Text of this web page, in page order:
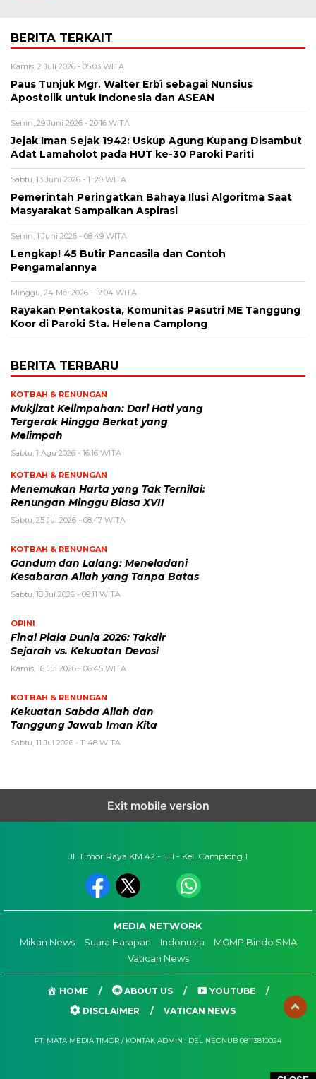
BERITA TERKAIT
Kamis, 2 Juli 2026 - 05:03 WITA
Paus Tunjuk Mgr. Walter Erbì sebagai Nunsius
Apostolik untuk Indonesia dan ASEAN
Senin, 29 Juni 2026 - 20:16 WITA
Jejak Iman Sejak 1942: Uskup Agung Kupang Disambut
Adat Lamaholot pada HUT ke-30 Paroki Pariti
Sabtu, 13 Juni 2026 - 11:20 WITA
Pemerintah Peringatkan Bahaya Ilusi Algoritma Saat
Masyarakat Sampaikan Aspirasi
Senin, 1 Juni 2026 - 08:49 WITA
Lengkap! 45 Butir Pancasila dan Contoh
Pengamalannya
Minggu, 24 Mei 2026 - 12:04 WITA
Rayakan Pentakosta, Komunitas Pasutri ME Tanggung
Koor di Paroki Sta. Helena Camplong
BERITA TERBARU
KOTBAH & RENUNGAN
Mukjizat Kelimpahan: Dari Hati yang
Tergerak Hingga Berkat yang
Melimpah
Sabtu, 1 Agu 2026 - 16:16 WITA
KOTBAH & RENUNGAN
Menemukan Harta yang Tak Ternilai:
Renungan Minggu Biasa XVII
Sabtu, 25 Jul 2026 - 08:47 WITA
KOTBAH & RENUNGAN
Gandum dan Lalang: Meneladani
Kesabaran Allah yang Tanpa Batas
Sabtu, 18 Jul 2026 - 09:11 WITA
OPINI
Final Piala Dunia 2026: Takdir
Sejarah vs. Kekuatan Devosi
Kamis, 16 Jul 2026 - 06:45 WITA
KOTBAH & RENUNGAN
Kekuatan Sabda Allah dan
Tanggung Jawab Iman Kita
Sabtu, 11 Jul 2026 - 11:48 WITA
Exit mobile version
Jl. Timor Raya KM 42 - Lili - Kel. Camplong 1
MEDIA NETWORK
Mikan News
Suara Harapan Indonusra
MGMP Bindo SMA
Vatican News
HOME ABOUT US
YOUTUBE
DISCLAIMER
VATICAN NEWS
PT. MATA MEDIA TIMOR / KONTAK ADMIN : DEL NEONUB 08113810024